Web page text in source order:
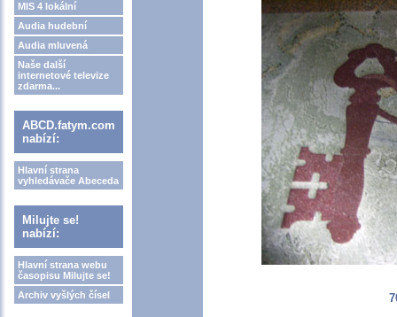
MIS 4 lokální
Audia hudební
Audia mluvená
Naše další
internetové televize
zdarma...
ABCD.fatym.com
nabízí:
Hlavní strana
vyhledávače Abeceda
Milujte se!
nabízí:
Hlavní strana webu
časopisu Milujte se!
Archiv vyšlých čísel